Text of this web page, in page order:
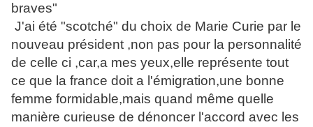
braves"
J'ai été "scotché" du choix de Marie Curie par le
nouveau président ,non pas pour la personnalité
de celle ci ,car,a mes yeux,elle représente tout
ce que la france doit a l'émigration,une bonne
femme formidable,mais quand même quelle
manière curieuse de dénoncer l'accord avec les